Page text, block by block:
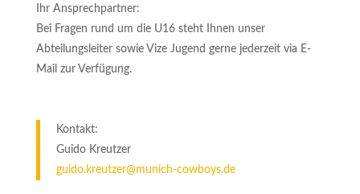
Ihr Ansprechpartner:
Bei Fragen rund um die U16 steht Ihnen unser
Abteilungsleiter sowie Vize Jugend gerne jederzeit via E-
Mail zur Verfügung.
Kontakt:
Guido Kreutzer
guido.kreutzer@munich-cowboys.de